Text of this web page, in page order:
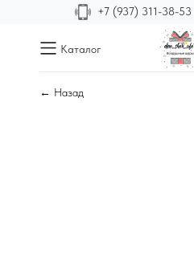
+7 (937) 311-38-53
Каталог
← Назад